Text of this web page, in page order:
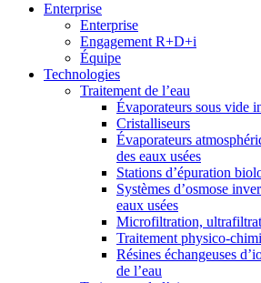
Enterprise
Enterprise
Engagement R+D+i
Équipe
Technologies
Traitement de l’eau
Évaporateurs sous vide
Cristalliseurs
Évaporateurs
des eaux usées
Stations d’épuration
Systèmes d’osmose
eaux usées
Microfiltration,
Traitement physico-
Résines échangeuses
de l’eau